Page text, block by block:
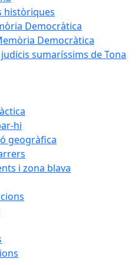
històriques
Democràtica
Democràtica
judicis sumaríssims de Tona
hi
geogràfica
i zona blava